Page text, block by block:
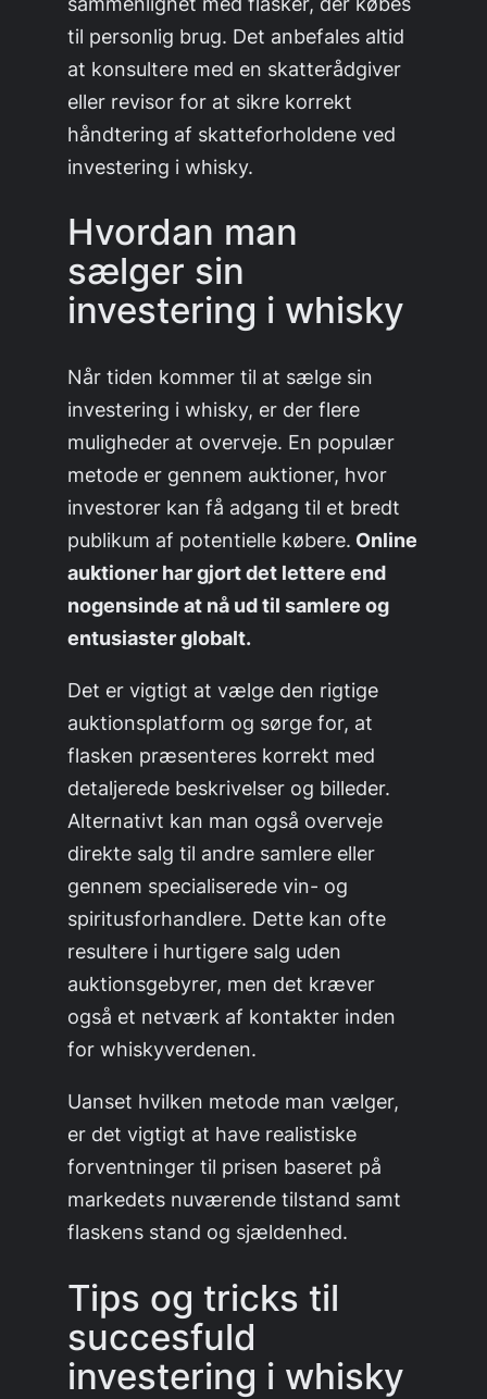
til personlig brug. Det anbefales altid
at konsultere med en skatterådgiver
eller revisor for at sikre korrekt
håndtering af skatteforholdene ved
investering i whisky.
Hvordan man
sælger sin
investering i whisky
Når tiden kommer til at sælge sin
investering i whisky, er der flere
muligheder at overveje. En populær
metode er gennem auktioner, hvor
investorer kan få adgang til et bredt
publikum af potentielle købere. Online
auktioner har gjort det lettere end
nogensinde at nå ud til samlere og
entusiaster globalt.
Det er vigtigt at vælge den rigtige
auktionsplatform og sørge for, at
flasken præsenteres korrekt med
detaljerede beskrivelser og billeder.
Alternativt kan man også overveje
direkte salg til andre samlere eller
gennem specialiserede vin- og
spiritusforhandlere. Dette kan ofte
resultere i hurtigere salg uden
auktionsgebyrer, men det kræver
også et netværk af kontakter inden
for whiskyverdenen.
Uanset hvilken metode man vælger,
er det vigtigt at have realistiske
forventninger til prisen baseret på
markedets nuværende tilstand samt
flaskens stand og sjældenhed.
Tips og tricks til
succesfuld
investering i whisky